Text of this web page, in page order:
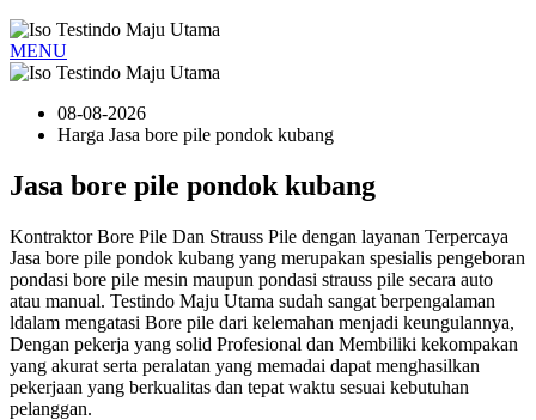
MENU
08-08-2026
Harga Jasa bore pile pondok kubang
Jasa bore pile pondok kubang
Kontraktor Bore Pile Dan Strauss Pile dengan layanan Terpercaya
Jasa bore pile pondok kubang yang merupakan spesialis pengeboran
pondasi bore pile mesin maupun pondasi strauss pile secara auto
atau manual. Testindo Maju Utama sudah sangat berpengalaman
ldalam mengatasi Bore pile dari kelemahan menjadi keungulannya,
Dengan pekerja yang solid Profesional dan Membiliki kekompakan
yang akurat serta peralatan yang memadai dapat menghasilkan
pekerjaan yang berkualitas dan tepat waktu sesuai kebutuhan
pelanggan.